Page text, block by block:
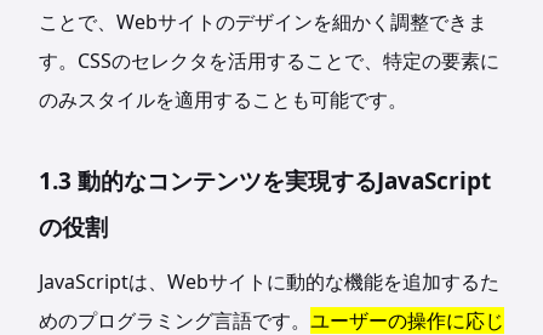
ことで、Webサイトのデザインを細かく調整できま
す。CSSのセレクタを活用することで、特定の要素に
のみスタイルを適用することも可能です。
1.3 動的なコンテンツを実現するJavaScript
の役割
JavaScriptは、Webサイトに動的な機能を追加するた
めのプログラミング言語です。 ユーザーの操作に応じ